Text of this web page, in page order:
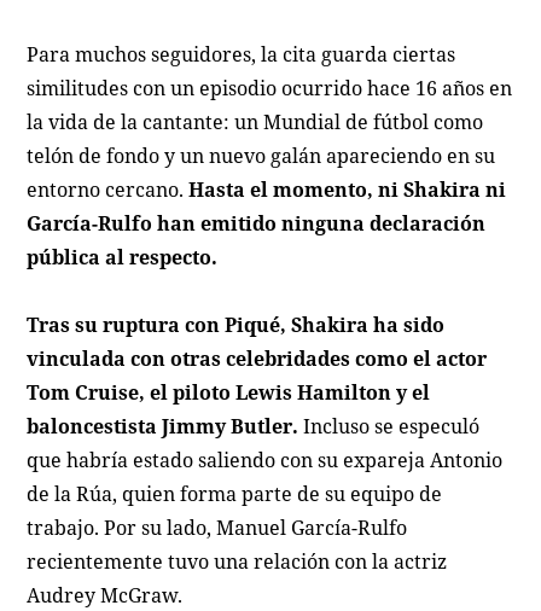
Para muchos seguidores, la cita guarda ciertas
similitudes con un episodio ocurrido hace 16 años en
la vida de la cantante: un Mundial de fútbol como
telón de fondo y un nuevo galán apareciendo en su
entorno cercano.Hasta el momento, ni Shakira ni
García-Rulfo han emitido ninguna declaración
pública al respecto.
Tras su ruptura con Piqué, Shakira ha sido
vinculada con otras celebridades como el actor
Tom Cruise, el piloto Lewis Hamilton y el
baloncestista Jimmy Butler.Incluso se especuló
que habría estado saliendo con su expareja Antonio
de la Rúa, quien forma parte de su equipo de
trabajo. Por su lado, Manuel García-Rulfo
recientemente tuvo una relación con la actriz
Audrey McGraw.